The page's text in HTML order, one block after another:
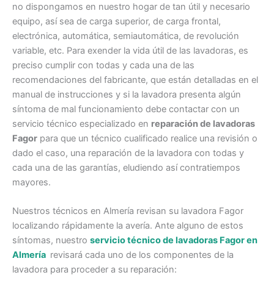
no dispongamos en nuestro hogar de tan útil y necesario
equipo, así sea de carga superior, de carga frontal,
electrónica, automática, semiautomática, de revolución
variable, etc. Para exender la vida útil de las lavadoras, es
preciso cumplir con todas y cada una de las
recomendaciones del fabricante, que están detalladas en el
manual de instrucciones y si la lavadora presenta algún
síntoma de mal funcionamiento debe contactar con un
servicio técnico especializado en reparación de lavadoras
Fagor para que un técnico cualificado realice una revisión o
dado el caso, una reparación de la lavadora con todas y
cada una de las garantías, eludiendo así contratiempos
mayores.
Nuestros técnicos en Almería revisan su lavadora Fagor
localizando rápidamente la avería. Ante alguno de estos
síntomas, nuestro servicio técnico de lavadoras Fagor en
Almería revisará cada uno de los componentes de la
lavadora para proceder a su reparación: